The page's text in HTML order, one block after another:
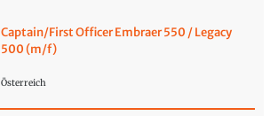
Captain/First Officer Embraer 550 / Legacy
500 (m/f)
Österreich